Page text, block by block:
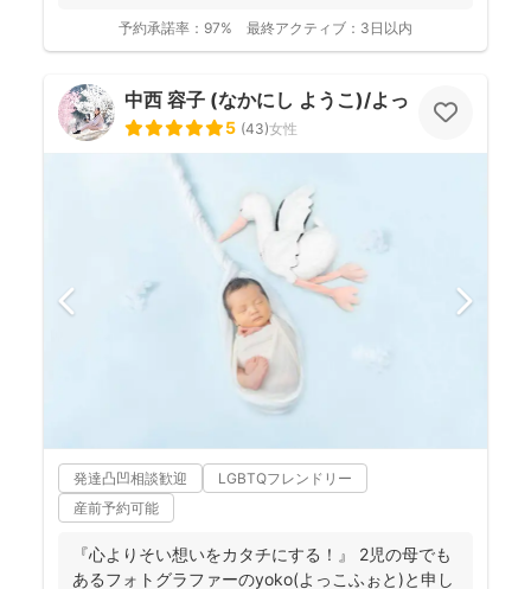
予約承諾率： 97% 最終アクティブ： 3日以内
中西 容子 (なかにし ようこ)/よっこふぉと
5 (43)女性
発達凸凹相談歓迎
LGBTQフレンドリー
産前予約可能
『心よりそい想いをカタチにする！』 2児の母でも
あるフォトグラファーのyoko(よっこふぉと)と申し